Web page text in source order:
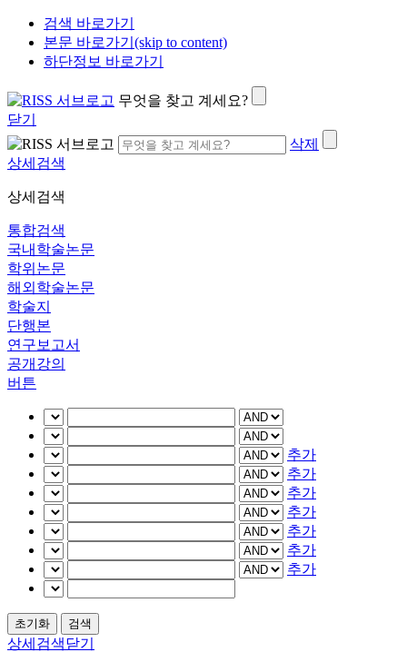
검색 바로가기
본문 바로가기(skip to content)
하단정보 바로가기
무엇을 찾고 계세요?
닫기
삭제
상세검색
상세검색
통합검색
국내학술논문
학위논문
해외학술논문
학술지
단행본
연구보고서
공개강의
버튼
추가
추가
추가
추가
추가
추가
추가
상세검색닫기